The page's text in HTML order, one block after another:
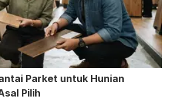
Parket untuk Hunian
Pilih